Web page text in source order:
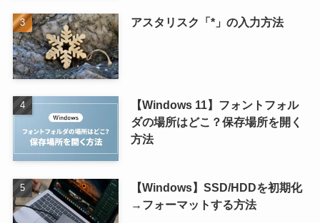
アスタリスク「*」の入力方法
【Windows 11】フォントフォル
ダの場所はどこ？保存場所を開く
方法
【Windows】SSD/HDDを初期化
→フォーマットする方法